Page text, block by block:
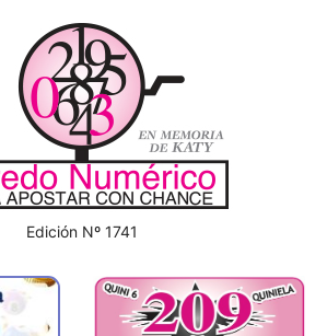
Edición Nº 1741